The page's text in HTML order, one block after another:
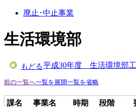
廃止･中止事業
生活環境部
もどる平成30年度 生活環境部
前の一覧へ一覧を展開一覧を省略
課名 事業名 時期 段階